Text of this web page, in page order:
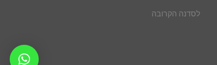
לסדנה הקרובה